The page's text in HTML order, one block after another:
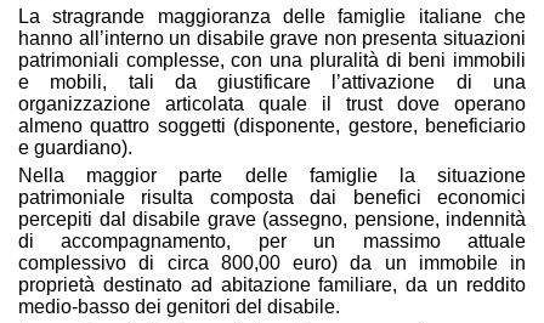
La stragrande maggioranza delle famiglie italiane che
hanno all’interno un disabile grave non presenta situazioni
patrimoniali complesse, con una pluralità di beni immobili
e mobili, tali da giustificare l’attivazione di una
organizzazione articolata quale il trust dove operano
almeno quattro soggetti (disponente, gestore, beneficiario
e guardiano).
Nella maggior parte delle famiglie la situazione
patrimoniale risulta composta dai benefici economici
percepiti dal disabile grave (assegno, pensione, indennità
di accompagnamento, per un massimo attuale
complessivo di circa 800,00 euro) da un immobile in
proprietà destinato ad abitazione familiare, da un reddito
medio-basso dei genitori del disabile.